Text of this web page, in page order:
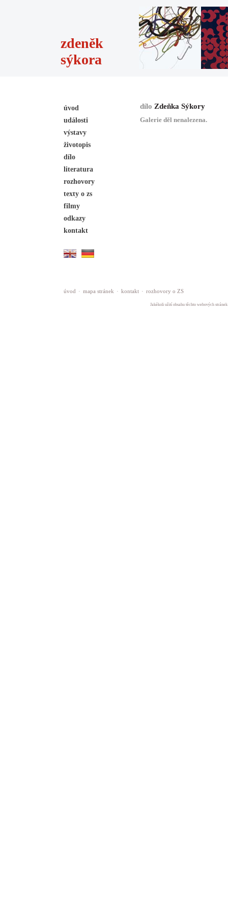
zdeněk
sýkora
úvod
události
výstavy
životopis
dílo
literatura
rozhovory
texty o zs
filmy
odkazy
kontakt
dílo Zdeňka Sýkory
Galerie děl nenalezena.
úvod · mapa stránek · kontakt · rozhovory o ZS
Jakékoli užití obsahu těchto webových